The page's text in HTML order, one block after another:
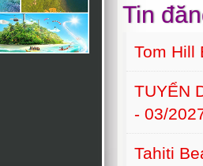
Tin
Tom Hill
TUYỂN
- 03/
Tahiti